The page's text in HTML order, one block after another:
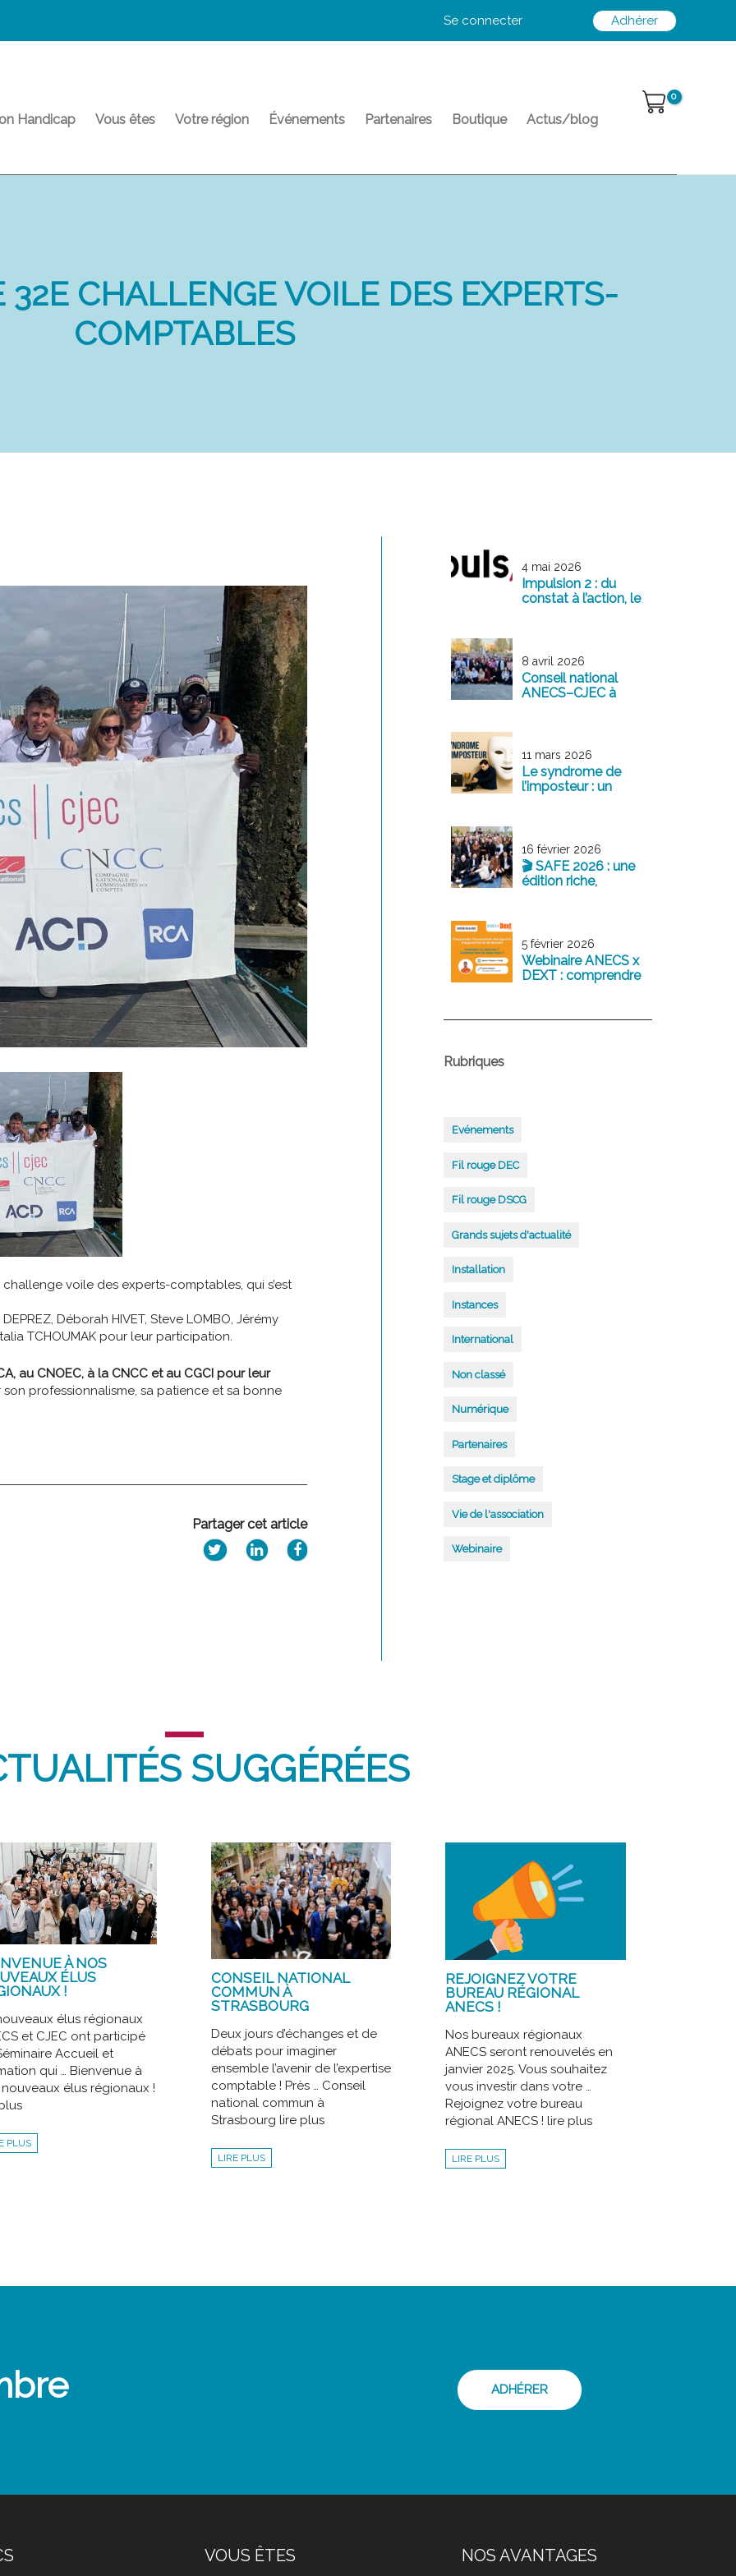
Se connecter Adhérer
Handicap Vous êtes Votre région Événements Partenaires Boutique Actus/blog
32E CHALLENGE VOILE DES EXPERTS-
COMPTABLES
challenge voile des experts-comptables, qui s’est
Déborah HIVET, Steve LOMBO, Jérémy
TCHOUMAK pour leur participation.
au CNOEC, à la CNCC et au CGCI pour leur
professionnalisme, sa patience et sa bonne
Partager cet article
4 mai 2026
Impulsion 2 : du
constat à l’action, le
8 avril 2026
Conseil national
ANECS–CJEC à
service de la
profession
11 mars 2026
Le syndrome de
l’imposteur : un
16 février 2026
🎬 SAFE 2026 : une
édition riche,
5 février 2026
Webinaire ANECS x
DEXT : comprendre
comptables
Rubriques
Evénements
Fil rouge DEC
Fil rouge DSCG
Grands sujets d'actualité
Installation
Instances
International
Non classé
Numérique
Partenaires
Stage et diplôme
Vie de l'association
Webinaire
SUGGÉRÉES
À NOS
ÉLUS
!
élus régionaux
et CJEC ont participé
Accueil et
qui … Bienvenue à
élus régionaux !
PLUS
CONSEIL NATIONAL
COMMUN À
STRASBOURG
Deux jours d’échanges et de
débats pour imaginer
ensemble l’avenir de l’expertise
comptable ! Près … Conseil
national commun à
Strasbourg lire plus
LIRE PLUS
REJOIGNEZ VOTRE
BUREAU RÉGIONAL
ANECS !
Nos bureaux régionaux
ANECS seront renouvelés en
janvier 2025. Vous souhaitez
vous investir dans votre …
Rejoignez votre bureau
régional ANECS ! lire plus
LIRE PLUS
ADHÉRER
VOUS ÊTES NOS AVANTAGES